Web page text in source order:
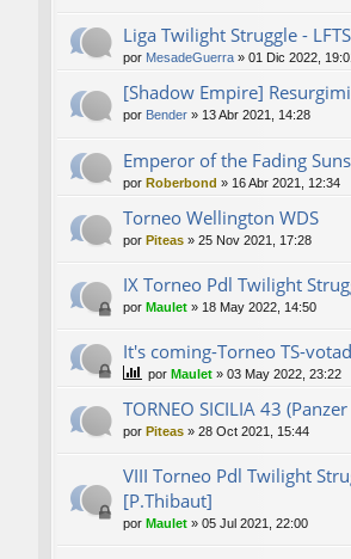
Liga Twilight Struggle -
por MesadeGuerra » 01 Dic 2022,
[Shadow Empire]
por Bender » 13 Abr 2021, 14:28
Emperor of the Fading
por Roberbond » 16 Abr 2021, 12:34
Torneo Wellington WDS
por Piteas » 25 Nov 2021, 17:28
IX Torneo Pdl Twilight
por Maulet » 18 May 2022, 14:50
It's coming-Torneo TS-
por Maulet » 03 May 2022, 23:22
TORNEO SICILIA 43
por Piteas » 28 Oct 2021, 15:44
VIII Torneo Pdl Twilight
[P.Thibaut]
por Maulet » 05 Jul 2021, 22:00